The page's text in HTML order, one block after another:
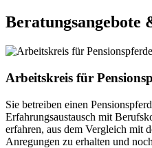
Beratungsangebote
Arbeitskreis für
Sie betreiben einen
Erfahrungsaustausch mit
erfahren, aus dem Vergleich mit
Anregungen zu erhalten und